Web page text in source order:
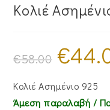
Κολιέ
€58.00
Original
price
was:
€
Κολιέ Ασημένιο 925
Άμεση παραλαβή /